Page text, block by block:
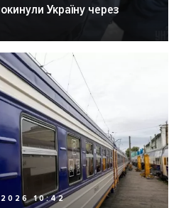
Україну через
10:42